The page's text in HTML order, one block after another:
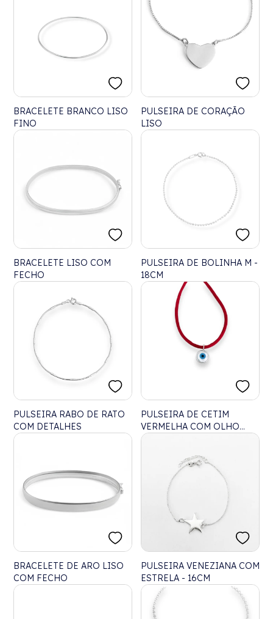
BRACELETE BRANCO LISO
FINO
PULSEIRA DE CORAÇÃO
LISO
BRACELETE LISO COM
FECHO
PULSEIRA DE BOLINHA M -
18CM
PULSEIRA RABO DE RATO
COM DETALHES
PULSEIRA DE CETIM
VERMELHA COM OLHO
GREGO EM MADREPÉROLA
BRACELETE DE ARO LISO
COM FECHO
PULSEIRA VENEZIANA COM
ESTRELA - 16CM